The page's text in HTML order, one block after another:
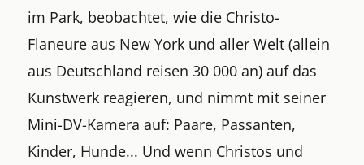
im Park, beobachtet, wie die Christo-
Flaneure aus New York und aller Welt (allein
aus Deutschland reisen 30 000 an) auf das
Kunstwerk reagieren, und nimmt mit seiner
Mini-DV-Kamera auf: Paare, Passanten,
Kinder, Hunde... Und wenn Christos und